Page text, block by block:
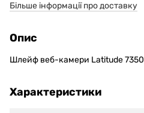
Більше інформації про доставку
Опис
Шлейф веб-камери Latitude 7350
Характеристики